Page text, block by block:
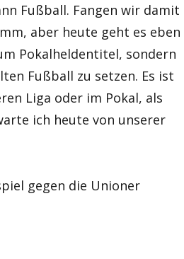
Fußball. Fangen wir damit
aber heute geht es eben
Pokalheldentitel, sondern
Fußball zu setzen. Es ist
Liga oder im Pokal, als
ich heute von unserer
gegen die Unioner